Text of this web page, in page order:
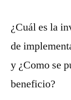
¿Cuál es la
de
y ¿Como se
beneficio?